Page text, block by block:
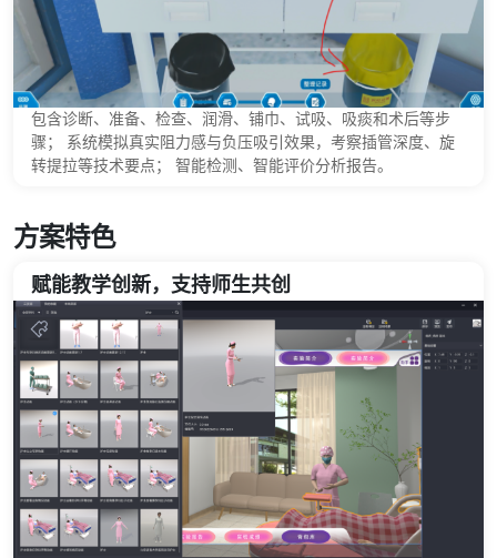
包含诊断、准备、检查、润滑、铺巾、试吸、吸痰和术后等步
骤； 系统模拟真实阻力感与负压吸引效果，考察插管深度、旋
转提拉等技术要点； 智能检测、智能评价分析报告。
方案特色
赋能教学创新，支持师生共创